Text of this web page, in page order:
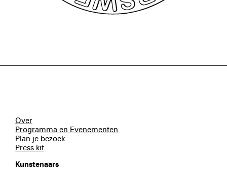
Over
Programma en Evenementen
Plan je bezoek
Press kit
Kunstenaars